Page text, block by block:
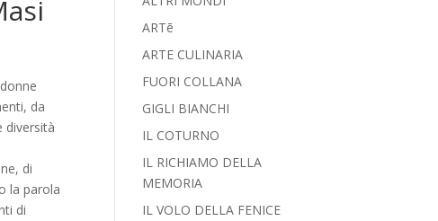
da
diversità
di
la parola
di
ARTē
ARTE CULINARIA
FUORI COLLANA
GIGLI BIANCHI
IL COTURNO
IL RICHIAMO DELLA
MEMORIA
IL VOLO DELLA FENICE